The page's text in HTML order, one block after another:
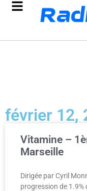
février 12,
Vitamine –
Marseille
Dirigée par Cyril
progression de 1.9%